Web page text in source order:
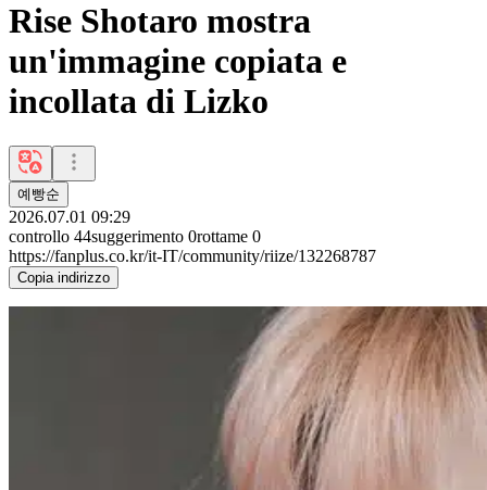
Rise Shotaro mostra
un'immagine copiata e
incollata di Lizko
예빵순
2026.07.01 09:29
controllo 44suggerimento 0rottame 0
https://fanplus.co.kr/it-IT/community/riize/132268787
Copia indirizzo